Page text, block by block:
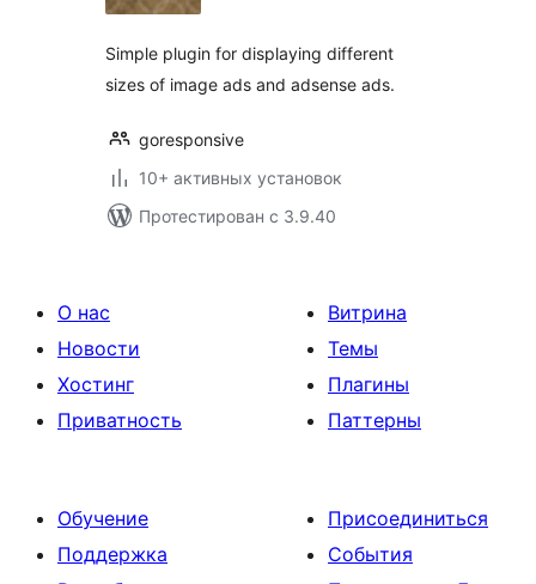
Simple plugin for displaying different
sizes of image ads and adsense ads.
goresponsive
10+ активных установок
Протестирован с 3.9.40
О нас
Новости
Хостинг
Приватность
Витрина
Темы
Плагины
Паттерны
Обучение
Поддержка
Присоединиться
События